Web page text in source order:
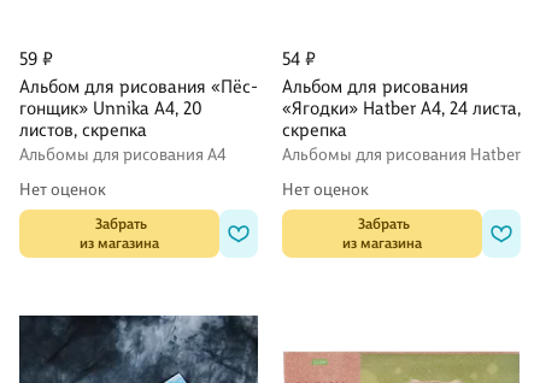
59 ₽
Альбом для рисования «Пёс-
гонщик» Unnika А4, 20
листов, скрепка
Альбомы для рисования А4
Нет оценок
Забрать
из магазина
54 ₽
Альбом для рисования
«Ягодки» Hatber А4, 24 листа,
скрепка
Альбомы для рисования Hatber
Нет оценок
Забрать
из магазина